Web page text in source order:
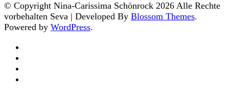
© Copyright Nina-Carissima Schönrock 2026 Alle Rechte
vorbehalten Seva | Developed By Blossom Themes.
Powered by WordPress.